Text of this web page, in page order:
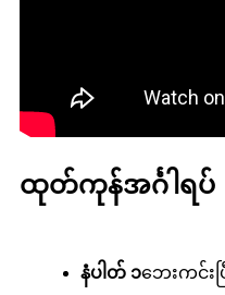
ထုတ်ကုန်အင်္ဂါရပ်
နံပါတ် ၁ဘေးကင်း